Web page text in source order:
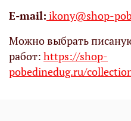
Е-mail: ikony@shop-
Можно выбрать
работ: https://shop-
pobedinedug.ru/